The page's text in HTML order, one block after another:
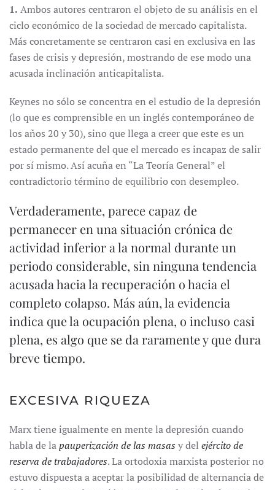
1. Ambos autores centraron el objeto de su análisis en el
ciclo económico de la sociedad de mercado capitalista.
Más concretamente se centraron casi en exclusiva en las
fases de crisis y depresión, mostrando de ese modo una
acusada inclinación anticapitalista.
Keynes no sólo se concentra en el estudio de la depresión
(lo que es comprensible en un inglés contemporáneo de
los años 20 y 30), sino que llega a creer que este es un
estado permanente del que el mercado es incapaz de salir
por sí mismo. Así acuña en “La Teoría General” el
contradictorio término de equilibrio con desempleo.
Verdaderamente, parece capaz de
permanecer en una situación crónica de
actividad inferior a la normal durante un
periodo considerable, sin ninguna tendencia
acusada hacia la recuperación o hacia el
completo colapso. Más aún, la evidencia
indica que la ocupación plena, o incluso casi
plena, es algo que se da raramente y que dura
breve tiempo.
EXCESIVA RIQUEZA
Marx tiene igualmente en mente la depresión cuando
habla de lapauperización de las masas y del ejército de
reserva de trabajadores. La ortodoxia marxista posterior no
estuvo dispuesta a aceptar la posibilidad de alternancia de